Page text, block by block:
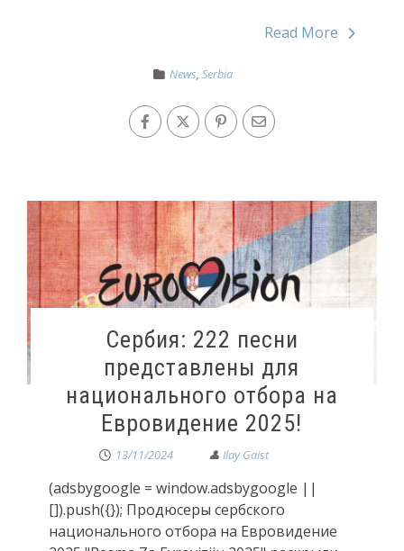
Read More
News, Serbia
Сербия: 222 песни
представлены для
национального отбора на
Евровидение 2025!
13/11/2024
(adsbygoogle = window.adsbygoogle ||
[]).push({}); Продюсеры сербского
национального отбора на Евровидение